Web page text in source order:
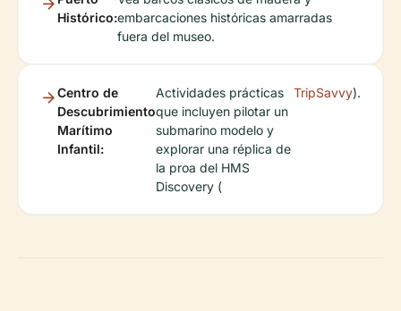
Histórico:embarcaciones históricas amarradas
fuera del museo.
Centro de
Descubrimiento
Marítimo
Infantil:
Actividades prácticas
que incluyen pilotar un
submarino modelo y
explorar una réplica de
la proa del HMS
Discovery (
TripSavvy).